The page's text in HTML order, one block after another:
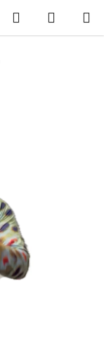
Hledat